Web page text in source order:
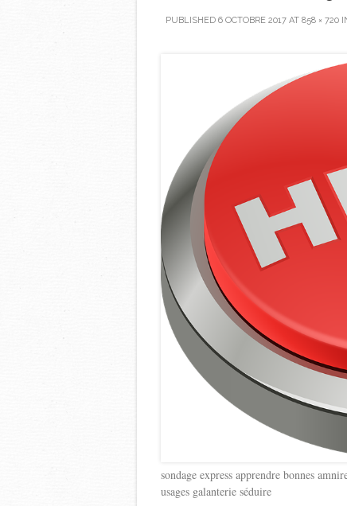
PUBLISHED 6 OCTOBRE 2017AT 858 × 720
sondage express apprendre bonnes
usages galanterie séduire